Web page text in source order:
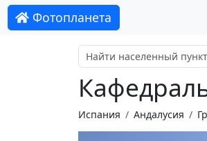
Фотопланета
Испания Андалусия